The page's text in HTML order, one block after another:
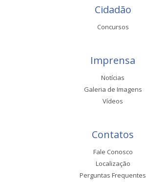
Cidadão
Concursos
Imprensa
Notícias
Galeria de Imagens
Vídeos
Contatos
Fale Conosco
Localização
Perguntas Frequentes